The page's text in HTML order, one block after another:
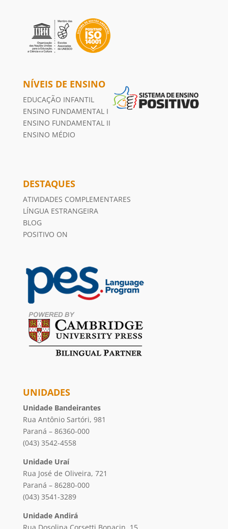
NÍVEIS DE ENSINO
EDUCAÇÃO INFANTIL
ENSINO FUNDAMENTAL I
ENSINO FUNDAMENTAL II
ENSINO MÉDIO
DESTAQUES
ATIVIDADES COMPLEMENTARES
LÍNGUA ESTRANGEIRA
BLOG
POSITIVO ON
UNIDADES
Unidade Bandeirantes
Rua Antônio Sartóri, 981
Paraná – 86360-000
(043) 3542-4558
Unidade Uraí
Rua José de Oliveira, 721
Paraná – 86280-000
(043) 3541-3289
Unidade Andirá